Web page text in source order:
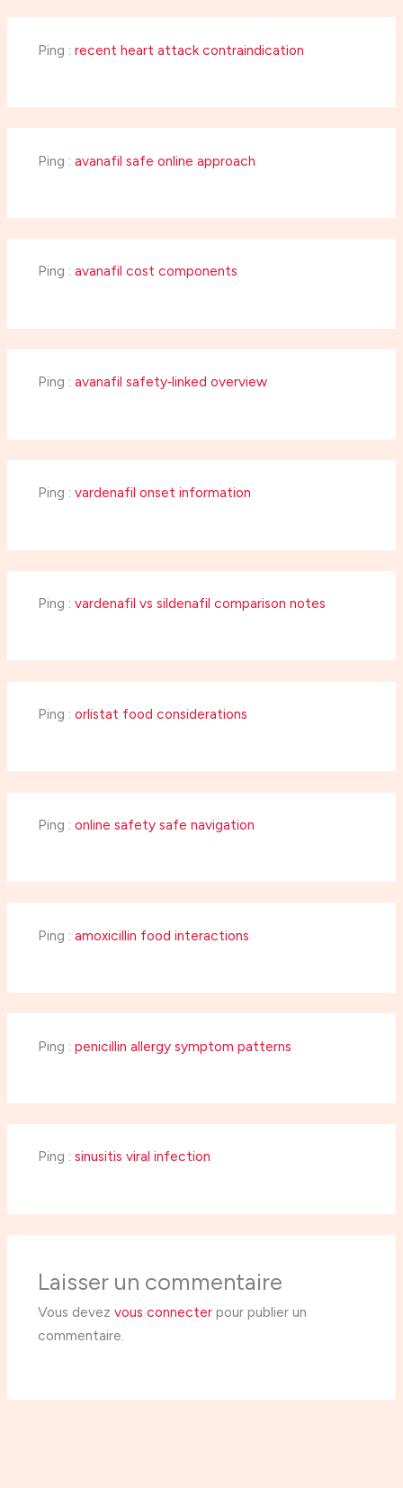
Ping : recent heart attack contraindication
Ping : avanafil safe online approach
Ping : avanafil cost components
Ping : avanafil safety‑linked overview
Ping : vardenafil onset information
Ping : vardenafil vs sildenafil comparison notes
Ping : orlistat food considerations
Ping : online safety safe navigation
Ping : amoxicillin food interactions
Ping : penicillin allergy symptom patterns
Ping : sinusitis viral infection
Laisser un commentaire
Vous devez vous connecterpour publier un
commentaire.